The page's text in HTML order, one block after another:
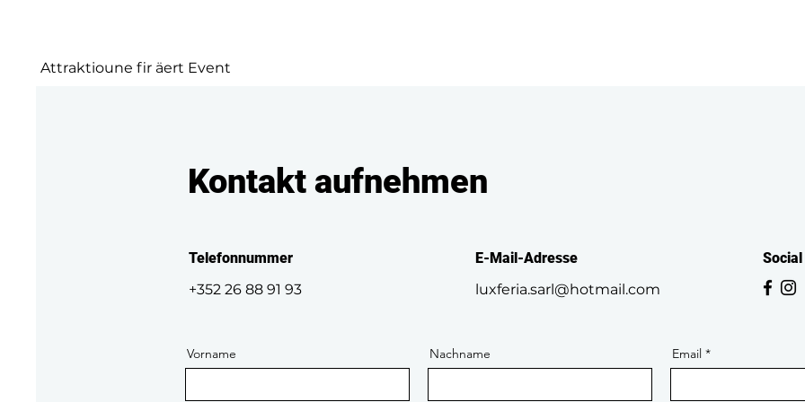
Attraktioune fir äert Event
Kontakt aufnehmen
Telefonnummer
+352 26 88 91 93
E-Mail-Adresse
luxferia.sarl@hotmail.com
Vorname Nachname Email